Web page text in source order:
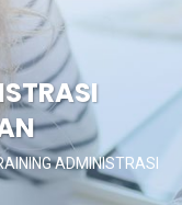
ADMINISTRASI